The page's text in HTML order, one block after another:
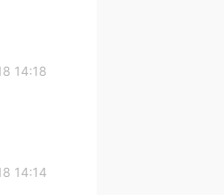
14:18
14:14